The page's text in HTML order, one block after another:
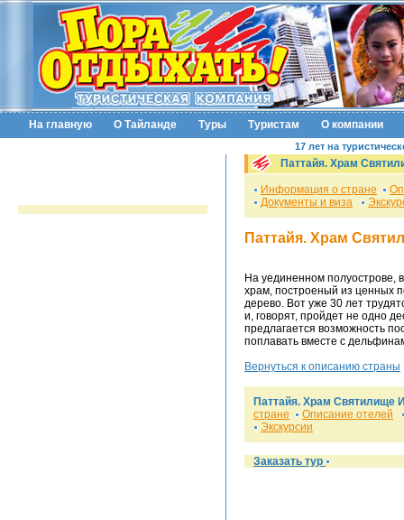
На главную О Тайланде Туры Туристам О компании
17 лет на
Паттайя. Храм
Информация о стране
Документы и виза
Паттайя. Храм
На уединенном полуострове,
храм, построеный из ценных
дерево. Вот уже 30 лет
и, говорят, пройдет не одно
предлагается возможность
поплавать вместе с
Вернуться к описанию страны
Паттайя. Храм Святилище
стране
Описание отелей
Экскурсии
Заказать тур